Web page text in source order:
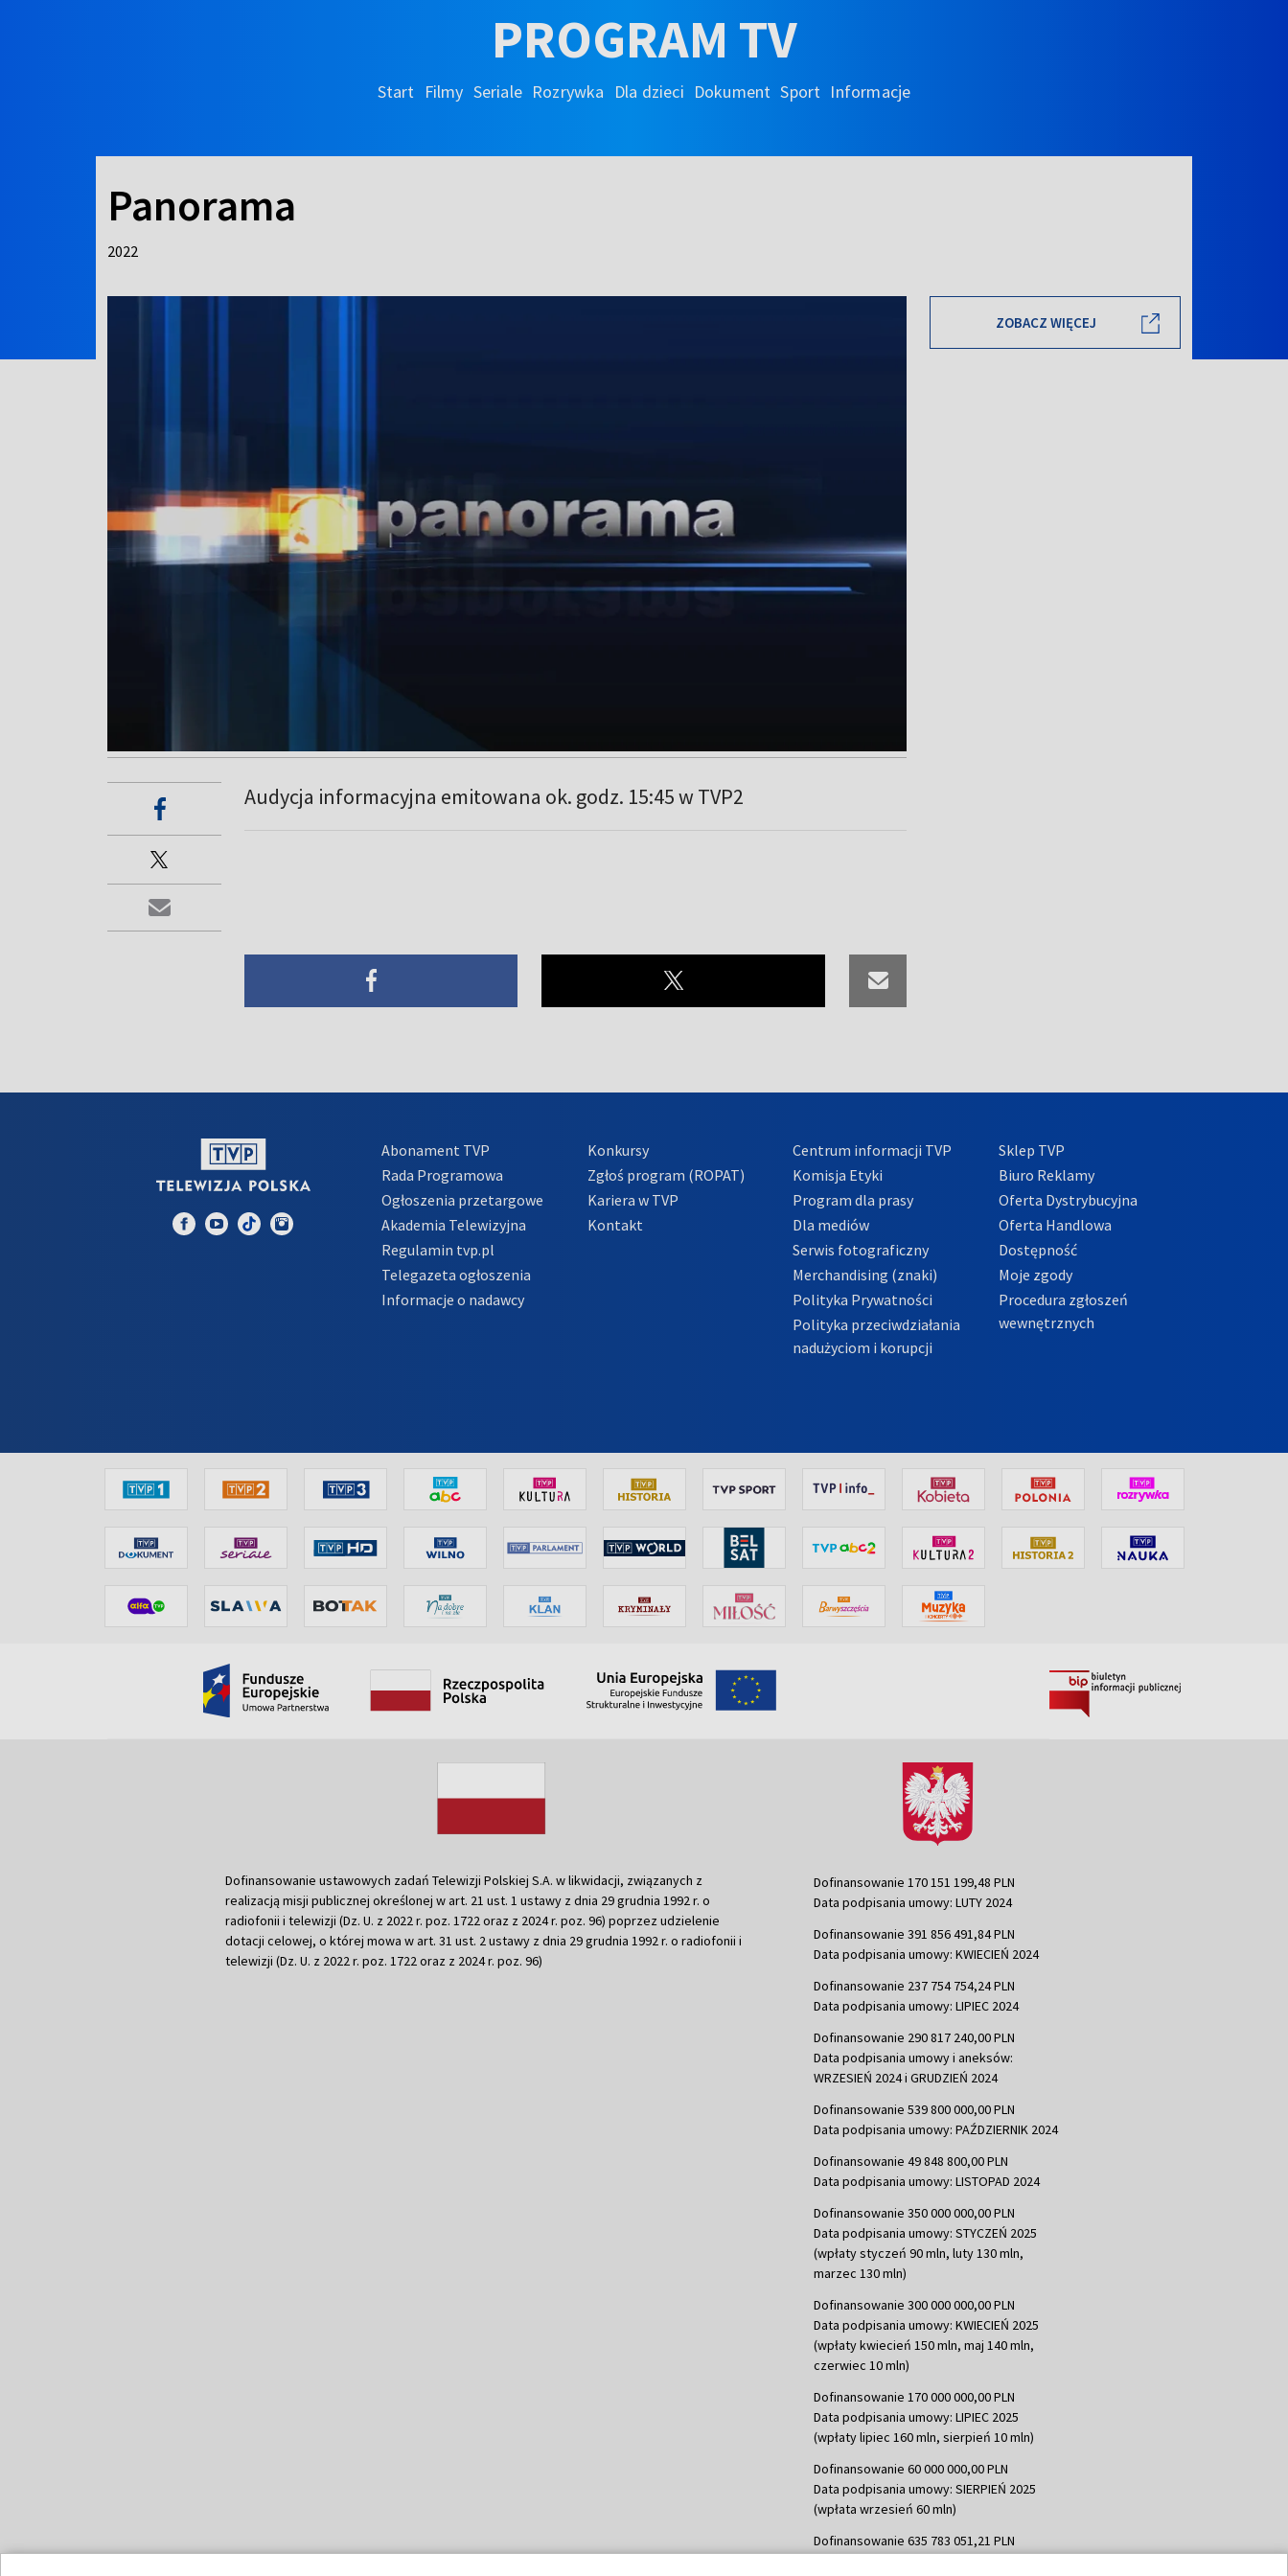
PROGRAM TV
Start Filmy Seriale Rozrywka Dla dzieci Dokument Sport Informacje
Panorama
2022
Audycja informacyjna emitowana ok. godz. 15:45 w TVP2
ZOBACZ WIĘCEJ
Abonament TVP
Rada Programowa
Ogłoszenia przetargowe
Akademia Telewizyjna
Regulamin tvp.pl
Telegazeta ogłoszenia
Informacje o nadawcy
Konkursy
Zgłoś program (ROPAT)
Kariera w TVP
Kontakt
Centrum informacji TVP
Komisja Etyki
Program dla prasy
Dla mediów
Serwis fotograficzny
Merchandising (znaki)
Polityka Prywatności
Polityka przeciwdziałania
nadużyciom i korupcji
Sklep TVP
Biuro Reklamy
Oferta Dystrybucyjna
Oferta Handlowa
Dostępność
Moje zgody
Procedura zgłoszeń
wewnętrznych
Dofinansowanie ustawowych zadań Telewizji Polskiej S.A. w likwidacji, związanych z
realizacją misji publicznej określonej w art. 21 ust. 1 ustawy z dnia 29 grudnia 1992 r. o
radiofonii i telewizji (Dz. U. z 2022 r. poz. 1722 oraz z 2024 r. poz. 96) poprzez udzielenie
dotacji celowej, o której mowa w art. 31 ust. 2 ustawy z dnia 29 grudnia 1992 r. o radiofonii i
telewizji (Dz. U. z 2022 r. poz. 1722 oraz z 2024 r. poz. 96)
Dofinansowanie 170 151 199,48 PLN
Data podpisania umowy: LUTY 2024
Dofinansowanie 391 856 491,84 PLN
Data podpisania umowy: KWIECIEŃ 2024
Dofinansowanie 237 754 754,24 PLN
Data podpisania umowy: LIPIEC 2024
Dofinansowanie 290 817 240,00 PLN
Data podpisania umowy i aneksów:
WRZESIEŃ 2024 i GRUDZIEŃ 2024
Dofinansowanie 539 800 000,00 PLN
Data podpisania umowy: PAŹDZIERNIK 2024
Dofinansowanie 49 848 800,00 PLN
Data podpisania umowy: LISTOPAD 2024
Dofinansowanie 350 000 000,00 PLN
Data podpisania umowy: STYCZEŃ 2025
(wpłaty styczeń 90 mln, luty 130 mln,
marzec 130 mln)
Dofinansowanie 300 000 000,00 PLN
Data podpisania umowy: KWIECIEŃ 2025
(wpłaty kwiecień 150 mln, maj 140 mln,
czerwiec 10 mln)
Dofinansowanie 170 000 000,00 PLN
Data podpisania umowy: LIPIEC 2025
(wpłaty lipiec 160 mln, sierpień 10 mln)
Dofinansowanie 60 000 000,00 PLN
Data podpisania umowy: SIERPIEŃ 2025
(wpłata wrzesień 60 mln)
Dofinansowanie 635 783 051,21 PLN